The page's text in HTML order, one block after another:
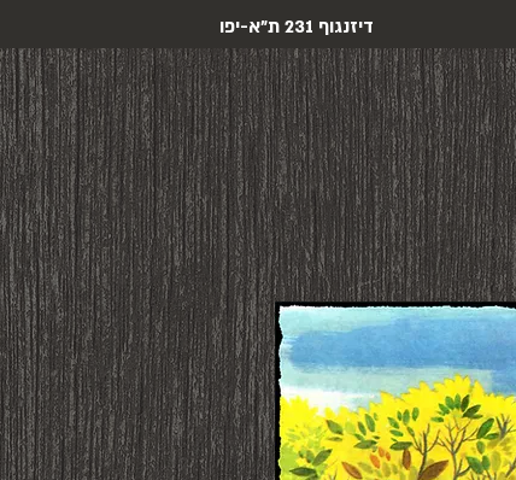
דיזנגוף 231 ת"א-יפו